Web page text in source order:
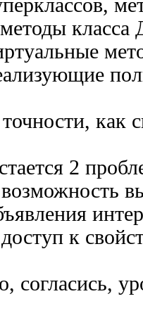
как
2
возможность
доступ к
согласись,